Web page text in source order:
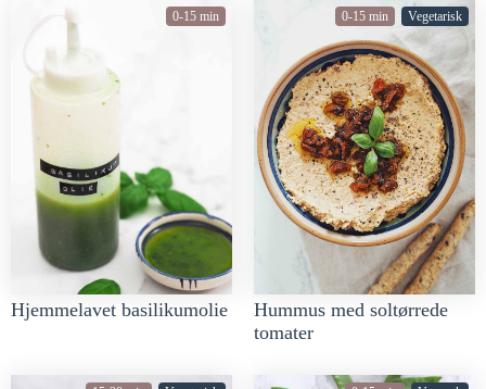
0-15 min
Hjemmelavet basilikumolie
0-15 min Vegetarisk
Hummus med soltørrede
tomater